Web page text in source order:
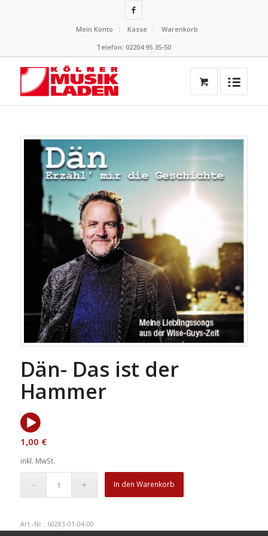
Mein Konto Kasse
Warenkorb
Telefon: 02204 95 35-50
Dän- Das ist der
Hammer
1,00 €
inkl. MwSt.
In den Warenkorb
Art.-Nr.: 60283-01-04-00